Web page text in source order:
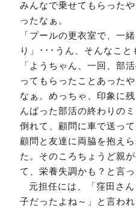
みんなで乗せてもらった
ったなぁ。
「プールの更衣室で、一
り」･･･うん、そんなこと
「ようちゃん、一回、部
ってもらったことあった
なぁ。めっちゃ、印象に
んばった部活の終わりの
倒れて、顧問に車で送っ
顧問と友達に両脇を抱え
た。そのころちょうど親
て、栄養失調かも？と言
元担任には、「窪田さ
子だったよね～」と言わ